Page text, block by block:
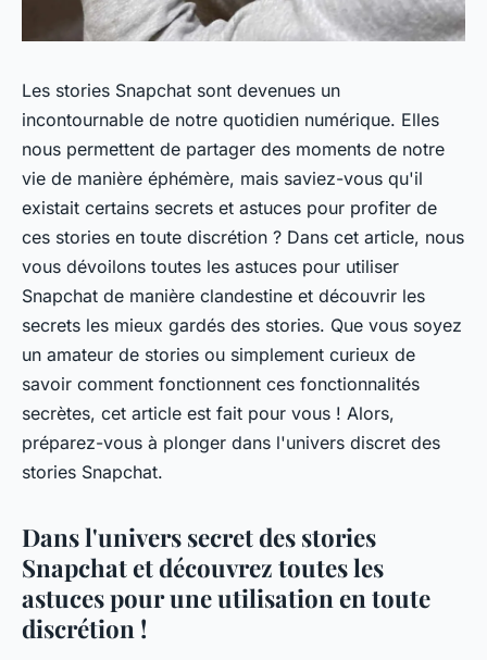
Les stories Snapchat sont devenues un
incontournable de notre quotidien numérique. Elles
nous permettent de partager des moments de notre
vie de manière éphémère, mais saviez-vous qu'il
existait certains secrets et astuces pour profiter de
ces stories en toute discrétion ? Dans cet article, nous
vous dévoilons toutes les astuces pour utiliser
Snapchat de manière clandestine et découvrir les
secrets les mieux gardés des stories. Que vous soyez
un amateur de stories ou simplement curieux de
savoir comment fonctionnent ces fonctionnalités
secrètes, cet article est fait pour vous ! Alors,
préparez-vous à plonger dans l'univers discret des
stories Snapchat.
Dans l'univers secret des stories
Snapchat et découvrez toutes les
astuces pour une utilisation en toute
discrétion !